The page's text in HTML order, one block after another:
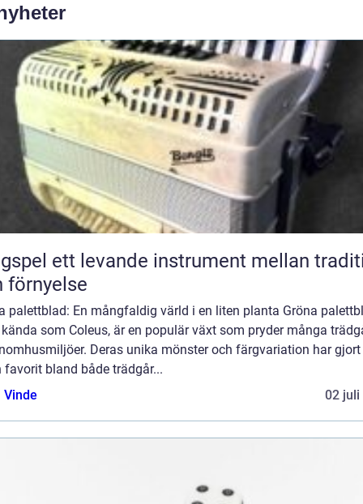
mellan tradition
förnyelse
palettblad: En mångfaldig värld i en liten planta Gröna
som Coleus, är en populär växt som pryder många
Deras unika mönster och färgvariation har
favorit bland både trädgår...
Vinde
02 juli